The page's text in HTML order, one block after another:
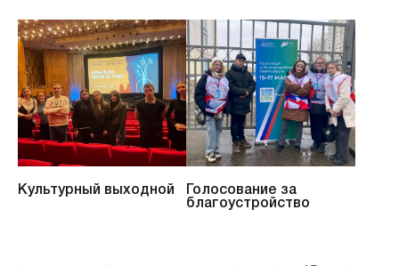
Культурный выходной
Голосование за
благоустройство